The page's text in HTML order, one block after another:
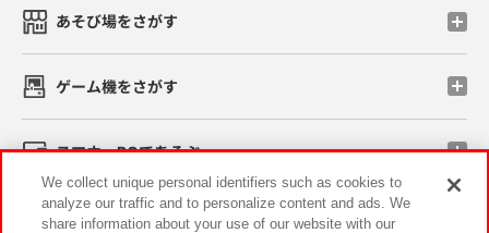
あそび場をさがす
ゲーム機をさがす
スマホ・PCであそぶ
イベント・キャンペーン
We collect unique personal identifiers such as cookies to
analyze our traffic and to personalize content and ads. We
share information about your use of our website with our